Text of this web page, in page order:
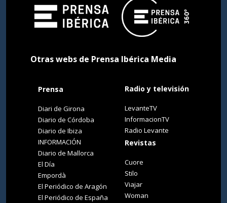
Otras webs de Prensa Ibérica Media
Prensa
Diari de Girona
Diario de Córdoba
Diario de Ibiza
INFORMACIÓN
Diario de Mallorca
El Día
Empordà
El Periódico de Aragón
El Periódico de España
Radio y televisión
LevanteTV
InformacionTV
Radio Levante
Revistas
Cuore
Stilo
Viajar
Woman